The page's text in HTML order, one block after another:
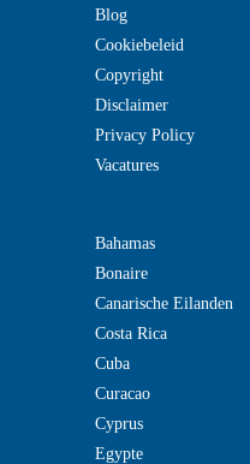
Blog
Cookiebeleid
Copyright
Disclaimer
Privacy Policy
Vacatures
Bahamas
Bonaire
Canarische Eilanden
Costa Rica
Cuba
Curacao
Cyprus
Egypte